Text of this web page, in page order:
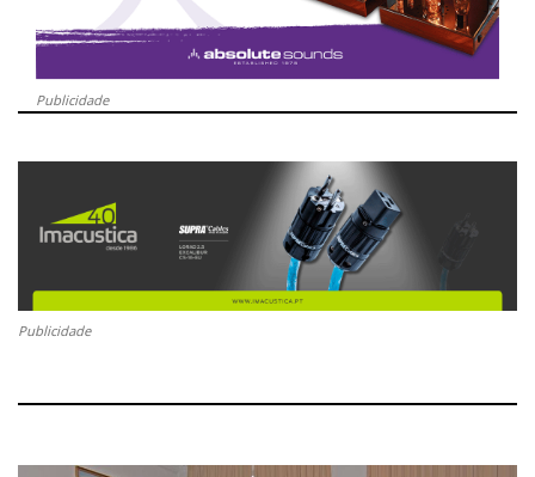
Publicidade
Publicidade